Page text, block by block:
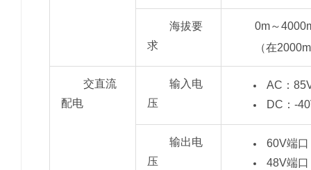
海拔要
求
0m～
（在
交直流
配电
输入电
压
AC：
DC：-
输出电
压
60V端
48V端